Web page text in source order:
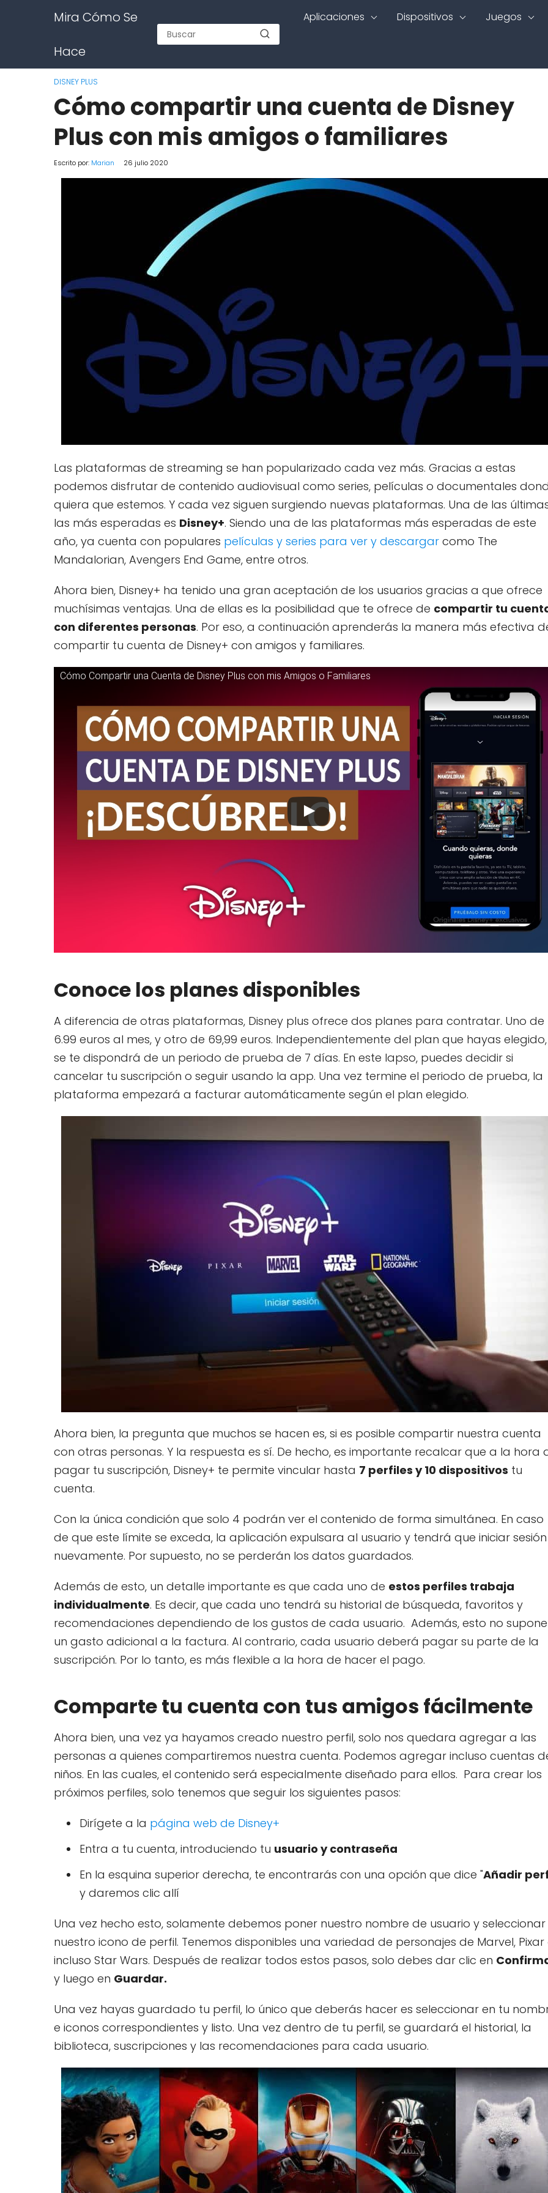
Mira Cómo Se
Hace
Aplicaciones Dispositivos Juegos
DISNEY PLUS
Cómo compartir una cuenta de Disney
Plus con mis amigos o familiares
Escrito por: Marian 26 julio 2020
Las plataformas de streaming se han popularizado cada vez más. Gracias a estas
podemos disfrutar de contenido audiovisual como series, películas o documentales
quiera que estemos. Y cada vez siguen surgiendo nuevas plataformas. Una de las
las más esperadas es Disney+. Siendo una de las plataformas más esperadas de este
año, ya cuenta con populares películas y series para ver y descargar como The
Mandalorian, Avengers End Game, entre otros.
Ahora bien, Disney+ ha tenido una gran aceptación de los usuarios gracias a que ofrece
muchísimas ventajas. Una de ellas es la posibilidad que te ofrece de compartir tu
con diferentes personas. Por eso, a continuación aprenderás la manera más efectiva
compartir tu cuenta de Disney+ con amigos y familiares.
Cómo Compartir una Cuenta de Disney Plus con mis Amigos o Familiares
Conoce los planes disponibles
A diferencia de otras plataformas, Disney plus ofrece dos planes para contratar. Uno de
6.99 euros al mes, y otro de 69,99 euros. Independientemente del plan que hayas elegido,
se te dispondrá de un periodo de prueba de 7 días. En este lapso, puedes decidir si
cancelar tu suscripción o seguir usando la app. Una vez termine el periodo de prueba, la
plataforma empezará a facturar automáticamente según el plan elegido.
Ahora bien, la pregunta que muchos se hacen es, si es posible compartir nuestra cuenta
con otras personas. Y la respuesta es sí. De hecho, es importante recalcar que a la hora
pagar tu suscripción, Disney+ te permite vincular hasta 7 perfiles y 10 dispositivos tu
cuenta.
Con la única condición que solo 4 podrán ver el contenido de forma simultánea. En caso
de que este límite se exceda, la aplicación expulsara al usuario y tendrá que iniciar sesión
nuevamente. Por supuesto, no se perderán los datos guardados.
Además de esto, un detalle importante es que cada uno de estos perfiles trabaja
individualmente. Es decir, que cada uno tendrá su historial de búsqueda, favoritos y
recomendaciones dependiendo de los gustos de cada usuario. Además, esto no supone
un gasto adicional a la factura. Al contrario, cada usuario deberá pagar su parte de la
suscripción. Por lo tanto, es más flexible a la hora de hacer el pago.
Comparte tu cuenta con tus amigos fácilmente
Ahora bien, una vez ya hayamos creado nuestro perfil, solo nos quedara agregar a las
personas a quienes compartiremos nuestra cuenta. Podemos agregar incluso cuentas
niños. En las cuales, el contenido será especialmente diseñado para ellos. Para crear los
próximos perfiles, solo tenemos que seguir los siguientes pasos:
Dirígete a la página web de Disney+
Entra a tu cuenta, introduciendo tu usuario y contraseña
En la esquina superior derecha, te encontrarás con una opción que dice "Añadir
y daremos clic allí
Una vez hecho esto, solamente debemos poner nuestro nombre de usuario y seleccionar
nuestro icono de perfil. Tenemos disponibles una variedad de personajes de Marvel, Pixar
incluso Star Wars. Después de realizar todos estos pasos, solo debes dar clic en
y luego en Guardar.
Una vez hayas guardado tu perfil, lo único que deberás hacer es seleccionar en tu
e iconos correspondientes y listo. Una vez dentro de tu perfil, se guardará el historial, la
biblioteca, suscripciones y las recomendaciones para cada usuario.